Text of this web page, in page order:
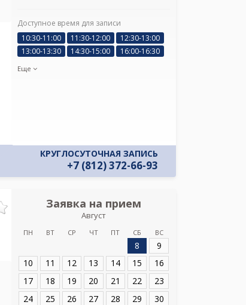
Доступное время для записи
10:30-11:00
11:30-12:00
12:30-13:00
13:00-13:30
14:30-15:00 16:00-16:30
Еще
КРУГЛОСУТОЧНАЯ ЗАПИСЬ
+7 (812) 372-66-93
Заявка на прием
Август
ПН ВТ СР ЧТ ПТ СБ ВС
8
9
10
11 12 13 14 15
16
17
18 19 20 21 22
23
24
25 26 27 28 29 30